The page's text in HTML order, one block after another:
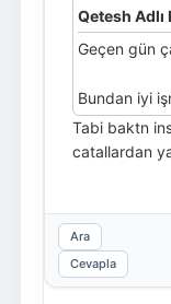
Qetesh Adlı
Geçen gün
Bundan iyi
Tabi baktn
catallardan
Ara
Cevapla